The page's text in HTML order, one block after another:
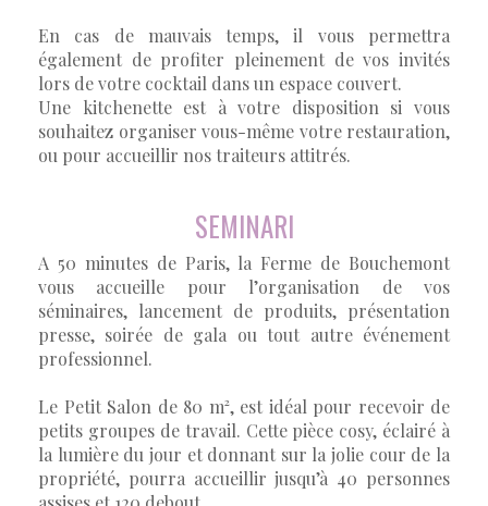
En cas de mauvais temps, il vous permettra
également de profiter pleinement de vos invités
lors de votre cocktail dans un espace couvert.
Une kitchenette est à votre disposition si vous
souhaitez organiser vous-même votre restauration,
ou pour accueillir nos traiteurs attitrés.
SEMINARI
A 50 minutes de Paris, la Ferme de Bouchemont
vous accueille pour l’organisation de vos
séminaires, lancement de produits, présentation
presse, soirée de gala ou tout autre événement
professionnel.
Le Petit Salon de 80 m², est idéal pour recevoir de
petits groupes de travail. Cette pièce cosy, éclairé à
la lumière du jour et donnant sur la jolie cour de la
propriété, pourra accueillir jusqu’à 40 personnes